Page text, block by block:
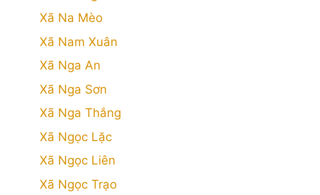
Xã Na Mèo
Xã Nam Xuân
Xã Nga An
Xã Nga Sơn
Xã Nga Thắng
Xã Ngọc Lặc
Xã Ngọc Liên
Xã Ngọc Trạo